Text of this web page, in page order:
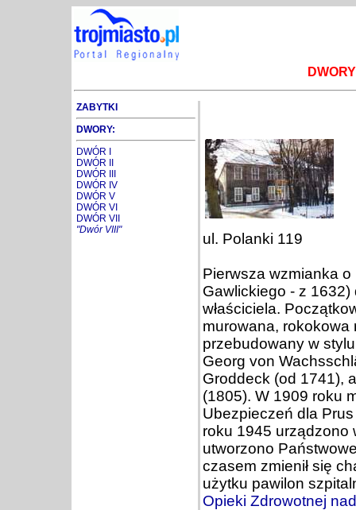
ZABYTKI
DWORY:
DWÓR I
DWÓR II
DWÓR III
DWÓR IV
DWÓR V
DWÓR VI
DWÓR VII
"Dwór VIII"
ul. Polanki 119
Pierwsza wzmianka
Gawlickiego - z
właściciela.
murowana, rokokowa
przebudowany w
Georg von
Groddeck (od 1741),
(1805). W 1909 roku
Ubezpieczeń dla
roku 1945 urządzono
utworzono
czasem zmienił się
użytku pawilon
Opieki Zdrowotnej